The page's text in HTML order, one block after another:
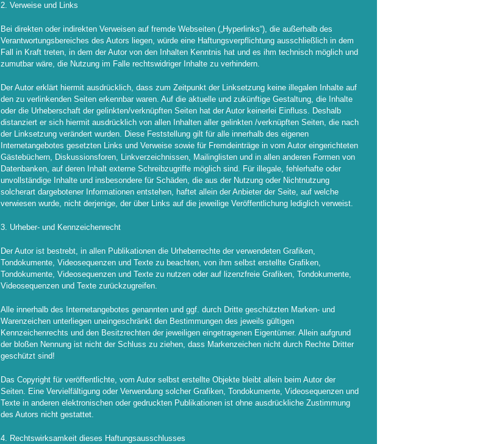
2. Verweise und Links
Bei direkten oder indirekten Verweisen auf fremde Webseiten („Hyperlinks“), die außerhalb des
Verantwortungsbereiches des Autors liegen, würde eine Haftungsverpflichtung ausschließlich in dem
Fall in Kraft treten, in dem der Autor von den Inhalten Kenntnis hat und es ihm technisch möglich und
zumutbar wäre, die Nutzung im Falle rechtswidriger Inhalte zu verhindern.
Der Autor erklärt hiermit ausdrücklich, dass zum Zeitpunkt der Linksetzung keine illegalen Inhalte auf
den zu verlinkenden Seiten erkennbar waren. Auf die aktuelle und zukünftige Gestaltung, die Inhalte
oder die Urheberschaft der gelinkten/verknüpften Seiten hat der Autor keinerlei Einfluss. Deshalb
distanziert er sich hiermit ausdrücklich von allen Inhalten aller gelinkten /verknüpften Seiten, die nach
der Linksetzung verändert wurden. Diese Feststellung gilt für alle innerhalb des eigenen
Internetangebotes gesetzten Links und Verweise sowie für Fremdeinträge in vom Autor eingerichteten
Gästebüchern, Diskussionsforen, Linkverzeichnissen, Mailinglisten und in allen anderen Formen von
Datenbanken, auf deren Inhalt externe Schreibzugriffe möglich sind. Für illegale, fehlerhafte oder
unvollständige Inhalte und insbesondere für Schäden, die aus der Nutzung oder Nichtnutzung
solcherart dargebotener Informationen entstehen, haftet allein der Anbieter der Seite, auf welche
verwiesen wurde, nicht derjenige, der über Links auf die jeweilige Veröffentlichung lediglich verweist.
3. Urheber- und Kennzeichenrecht
Der Autor ist bestrebt, in allen Publikationen die Urheberrechte der verwendeten Grafiken,
Tondokumente, Videosequenzen und Texte zu beachten, von ihm selbst erstellte Grafiken,
Tondokumente, Videosequenzen und Texte zu nutzen oder auf lizenzfreie Grafiken, Tondokumente,
Videosequenzen und Texte zurückzugreifen.
Alle innerhalb des Internetangebotes genannten und ggf. durch Dritte geschützten Marken- und
Warenzeichen unterliegen uneingeschränkt den Bestimmungen des jeweils gültigen
Kennzeichenrechts und den Besitzrechten der jeweiligen eingetragenen Eigentümer. Allein aufgrund
der bloßen Nennung ist nicht der Schluss zu ziehen, dass Markenzeichen nicht durch Rechte Dritter
geschützt sind!
Das Copyright für veröffentlichte, vom Autor selbst erstellte Objekte bleibt allein beim Autor der
Seiten. Eine Vervielfältigung oder Verwendung solcher Grafiken, Tondokumente, Videosequenzen und
Texte in anderen elektronischen oder gedruckten Publikationen ist ohne ausdrückliche Zustimmung
des Autors nicht gestattet.
4. Rechtswirksamkeit dieses Haftungsausschlusses